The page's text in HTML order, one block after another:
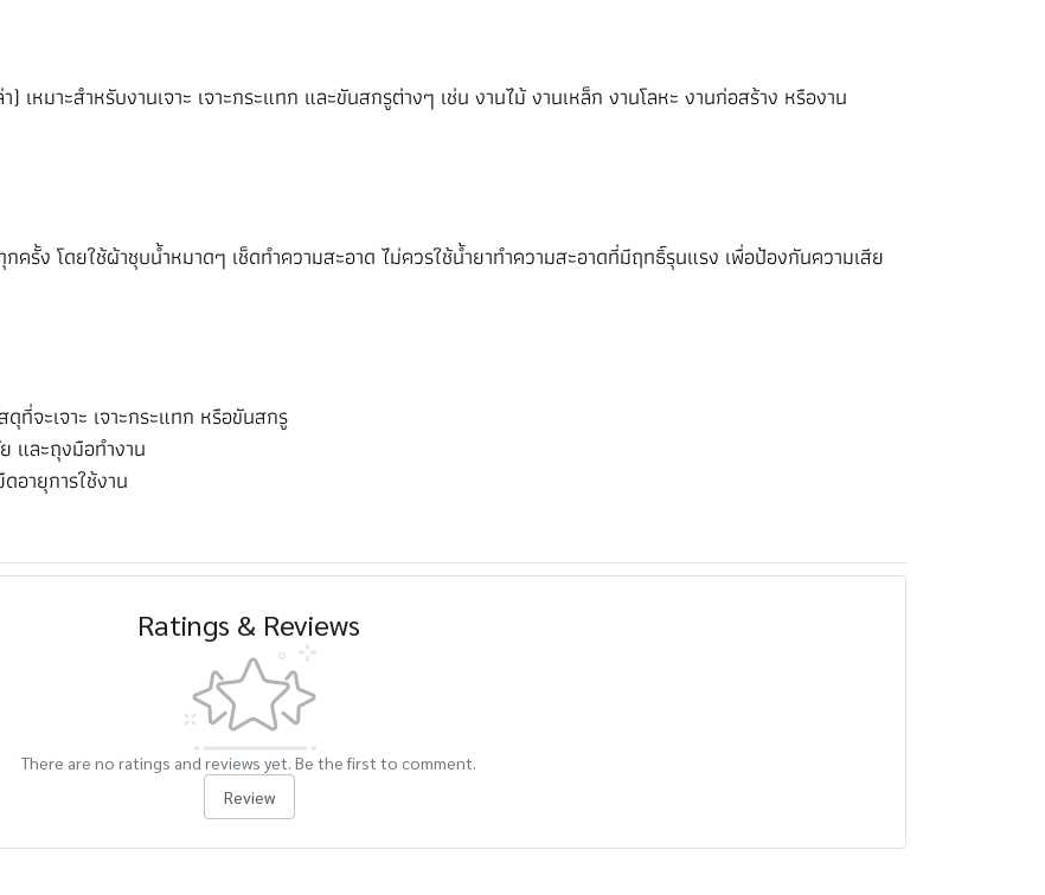
เหมาะสำหรับงานเจาะ เจาะกระแทก และขันสกรูต่างๆ เช่น งานไม้ งานเหล็ก งานโลหะ งานก่อสร้าง หรืองาน
ครั้ง โดยใช้ผ้าชุบน้ำหมาดๆ เช็ดทำความสะอาด ไม่ควรใช้น้ำยาทำความสะอาดที่มีฤทธิ์รุนแรง เพื่อป้องกันความเสีย
ที่จะเจาะ เจาะกระแทก หรือขันสกรู
และถุงมือทำงาน
อายุการใช้งาน
Ratings & Reviews
There are no ratings and reviews yet. Be the first to comment.
Review